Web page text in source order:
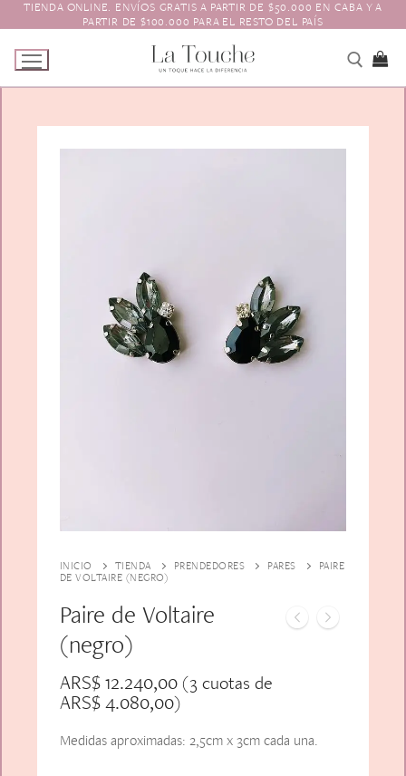
al
contenido
TIENDA ONLINE. ENVÍOS GRATIS A PARTIR DE $50.000 EN CABA Y A
PARTIR DE $100.000 PARA EL RESTO DEL PAÍS
Animales y Bichitos
Florales
Varios
Accesorios para el pelo
Vinchas
Guantes
INICIO TIENDA PRENDEDORES PARES
PAIRE
DE VOLTAIRE (NEGRO)
Paire de Voltaire
(negro)
ARS$12.240,00(3 cuotas de
ARS$4.080,00)
Medidas aproximadas: 2,5cm x 3cm cada una.